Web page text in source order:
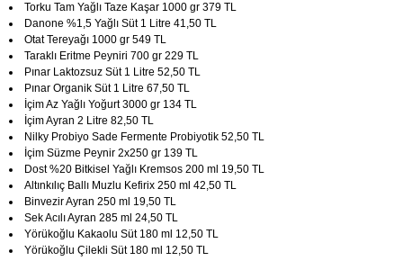
Torku Tam Yağlı Taze Kaşar 1000 gr 379 TL
Danone %1,5 Yağlı Süt 1 Litre 41,50 TL
Otat Tereyağı 1000 gr 549 TL
Taraklı Eritme Peyniri 700 gr 229 TL
Pınar Laktozsuz Süt 1 Litre 52,50 TL
Pınar Organik Süt 1 Litre 67,50 TL
İçim Az Yağlı Yoğurt 3000 gr 134 TL
İçim Ayran 2 Litre 82,50 TL
Nilky Probiyo Sade Fermente Probiyotik 52,50 TL
İçim Süzme Peynir 2x250 gr 139 TL
Dost %20 Bitkisel Yağlı Kremsos 200 ml 19,50 TL
Altınkılıç Ballı Muzlu Kefirix 250 ml 42,50 TL
Binvezir Ayran 250 ml 19,50 TL
Sek Acılı Ayran 285 ml 24,50 TL
Yörükoğlu Kakaolu Süt 180 ml 12,50 TL
Yörükoğlu Çilekli Süt 180 ml 12,50 TL